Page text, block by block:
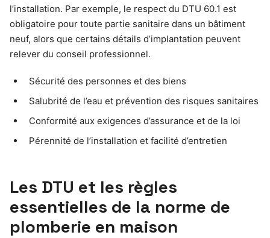
l’installation. Par exemple, le respect du DTU 60.1 est
obligatoire pour toute partie sanitaire dans un bâtiment
neuf, alors que certains détails d’implantation peuvent
relever du conseil professionnel.
Sécurité des personnes et des biens
Salubrité de l’eau et prévention des risques sanitaires
Conformité aux exigences d’assurance et de la loi
Pérennité de l’installation et facilité d’entretien
Les DTU et les règles
essentielles de la norme de
plomberie en maison